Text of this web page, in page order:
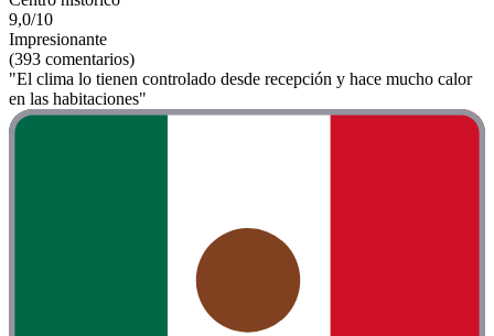
9,0/10
Impresionante
(393 comentarios)
"El clima lo tienen controlado desde recepción y hace mucho calor
en las habitaciones"